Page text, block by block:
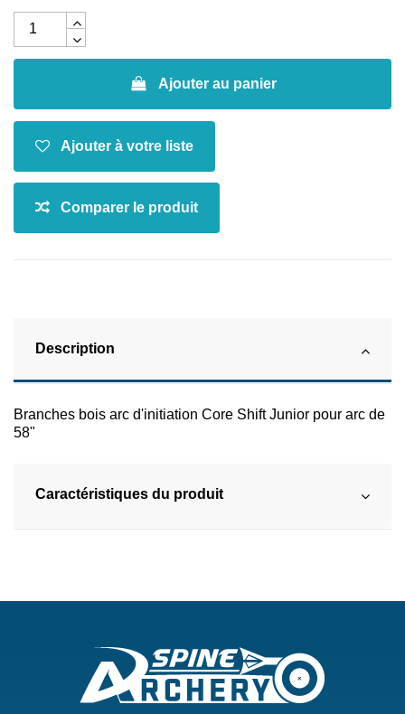
Ajouter au panier
Description
Branches bois arc d'initiation Core Shift Junior pour arc de
58"
Caractéristiques du produit